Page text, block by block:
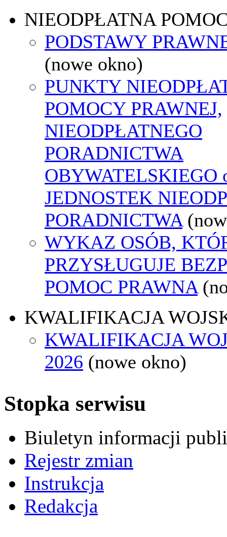
NIEODPŁATNA
PODSTAWY
(nowe okno)
PUNKTY
POMOCY PRAWNEJ,
NIEODPŁATNEGO
PORADNICTWA
OBYWATELSKIEGO
JEDNOSTEK
PORADNICTWA
WYKAZ OSÓB,
PRZYSŁUGUJE
POMOC PRAWNA
KWALIFIKACJA
KWALIFIKACJA
2026 (nowe okno)
Stopka serwisu
Biuletyn informacji
Rejestr zmian
Instrukcja
Redakcja